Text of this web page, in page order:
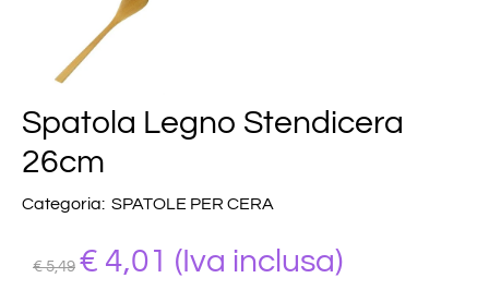
Spatola Legno Stendicera
26cm
Categoria: SPATOLE PER CERA
€ 5,49 € 4,01 (Iva inclusa)